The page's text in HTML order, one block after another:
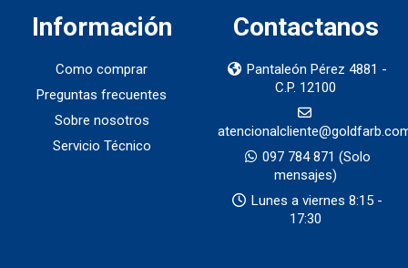
Información
Como comprar
Preguntas frecuentes
Sobre nosotros
Servicio Técnico
Contactanos
Pantaleón Pérez 4881 -
C.P. 12100
097 784 871 (Solo
mensajes)
Lunes a viernes 8:15 -
17:30